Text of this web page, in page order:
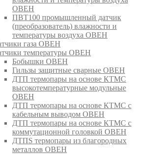
ОВЕН
ПВТ100 промышленный датчик
(преобразователь) влажности и
температуры воздуха ОВЕН
газа ОВЕН
температуры ОВЕН
Бобышки ОВЕН
Гильзы защитные сварные ОВЕН
ДТП термопары на основе КТМС
высокотемпературные модульные
ОВЕН
ДТП термопары на основе КТМС с
кабельным выводом ОВЕН
ДТП термопары на основе КТМС с
коммутационной головкой ОВЕН
ДТПS термопары из благородных
металлов ОВЕН